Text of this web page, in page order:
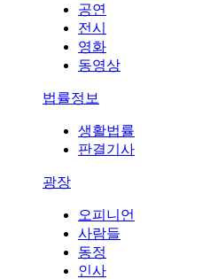
공연
전시
영화
동영상
법률정보
생활법률
판결기사
광장
오피니언
사람들
동정
인사